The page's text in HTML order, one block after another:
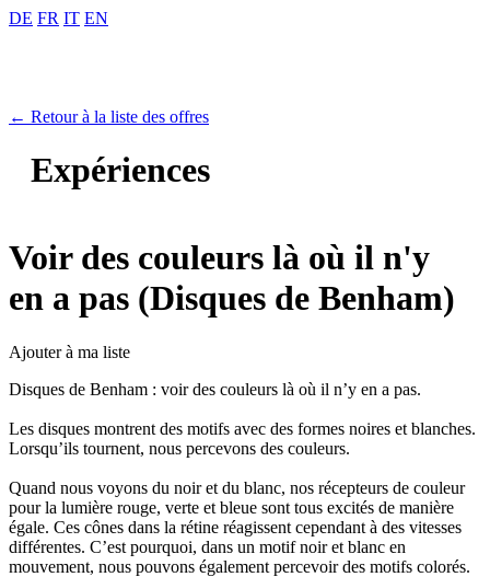
DE FR IT EN
← Retour à la liste des offres
Expériences
Voir des couleurs là où il n'y
en a pas (Disques de Benham)
Ajouter à ma liste
Disques de Benham : voir des couleurs là où il n’y en a pas.
Les disques montrent des motifs avec des formes noires et blanches.
Lorsqu’ils tournent, nous percevons des couleurs.
Quand nous voyons du noir et du blanc, nos récepteurs de couleur
pour la lumière rouge, verte et bleue sont tous excités de manière
égale. Ces cônes dans la rétine réagissent cependant à des vitesses
différentes. C’est pourquoi, dans un motif noir et blanc en
mouvement, nous pouvons également percevoir des motifs colorés.